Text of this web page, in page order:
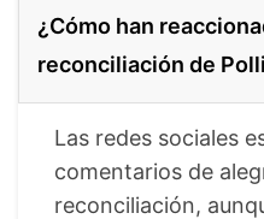
¿Cómo han
reconciliación de
Las redes sociales
comentarios de
reconciliación,